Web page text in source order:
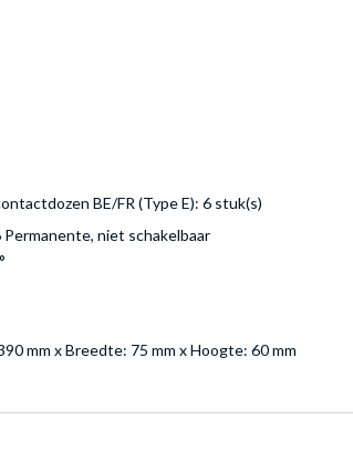
BE/FR (Type E): 6 stuk(s)
Permanente, niet schakelbaar
mm x Breedte: 75 mm x Hoogte: 60 mm